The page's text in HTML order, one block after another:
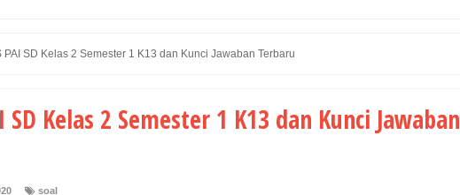
PAI SD Kelas 2 Semester 1 K13 dan Kunci Jawaban Terbaru
SD Kelas 2 Semester 1 K13 dan Kunci Jawaban
soal